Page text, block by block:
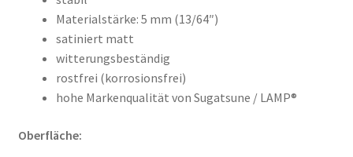
Materialstärke: 5 mm (13/64″)
satiniert matt
witterungsbeständig
rostfrei (korrosionsfrei)
hohe Markenqualität von Sugatsune / LAMP®
Oberfläche: